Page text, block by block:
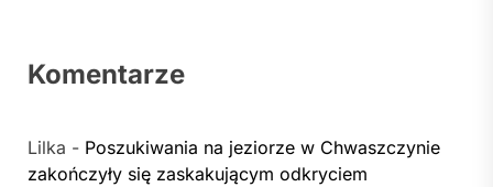
Komentarze
Lilka - Poszukiwania na jeziorze w Chwaszczynie
zakończyły się zaskakującym odkryciem